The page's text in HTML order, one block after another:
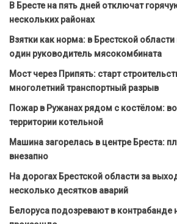
В Бресте на пять дней отключат
нескольких районах
Взятки как норма: в Брестской
один руководитель мясокомбината
Мост через Припять: старт
многолетний транспортный разрыв
Пожар в Ружанах рядом с костёлом:
территории котельной
Машина загорелась в центре Бреста:
внезапно
На дорогах Брестской области за
несколько десятков аварий
Белоруса подозревают в контрабанде